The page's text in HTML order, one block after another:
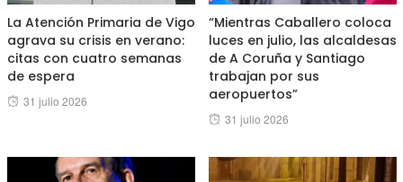
La Atención Primaria de Vigo
agrava su crisis en verano:
citas con cuatro semanas
de espera
Posted
31 julio 2026
“Mientras Caballero coloca
luces en julio, las alcaldesas
de A Coruña y Santiago
trabajan por sus
aeropuertos”
Posted
31 julio 2026